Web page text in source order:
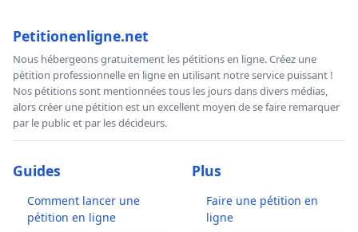
Petitionenligne.net
Nous hébergeons gratuitement les pétitions en ligne. Créez une
pétition professionnelle en ligne en utilisant notre service puissant !
Nos pétitions sont mentionnées tous les jours dans divers médias,
alors créer une pétition est un excellent moyen de se faire remarquer
par le public et par les décideurs.
Guides
Comment lancer une
pétition en ligne
Plus
Faire une pétition en
ligne